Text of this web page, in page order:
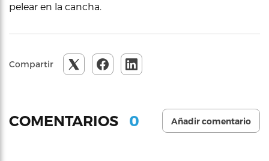
pelear en la cancha.
Compartir
COMENTARIOS 0 Añadir comentario